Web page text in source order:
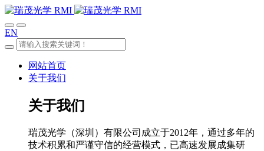
EN
网站首页
关于我们
关于我们
瑞茂光学（深圳）有限公司成立于2012年，通过多年的
技术积累和严谨守信的经营模式，已高速发展成集研